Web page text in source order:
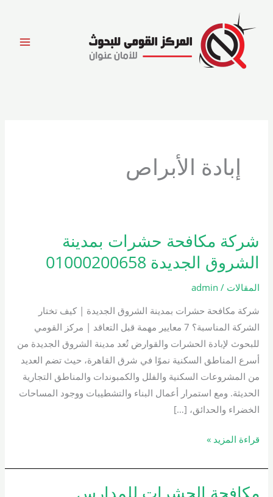
المحتوى
إبادة الأبراص
شركة مكافحة حشرات بمدينة
الشروق الجديدة 01000200658
المقالات /
admin
شركة مكافحة حشرات بمدينة الشروق الجديدة | كيف تختار
الشركة المناسبة؟ 7 معايير مهمة قبل التعاقد | مركز القومي
للبحوث لإبادة الحشرات والقوارض تُعد مدينة الشروق الجديدة من
أسرع المناطق السكنية نموًا في شرق القاهرة، حيث تضم العديد
من المشروعات السكنية والفلل والكمبوندات والمناطق التجارية
الحديثة. ومع استمرار أعمال البناء والتشطيبات ووجود المساحات
الخضراء والحدائق، […]
شركة
مكافحة
حشرات
بمدينة
الجديدة
01000200658
قراءة المزيد »
مكافحة